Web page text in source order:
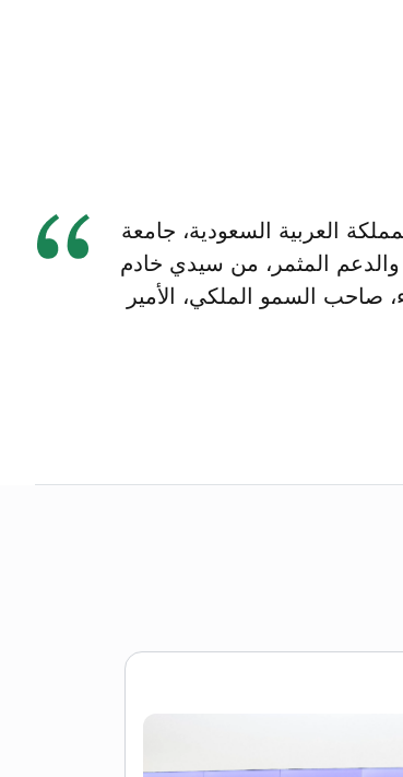
العربية السعودية، جامعة
والدعم المثمر، من سيدي خادم
صاحب السمو الملكي، الأمير